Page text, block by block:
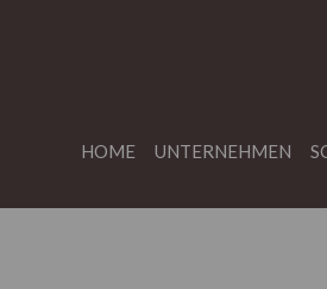
HOME UNTERNEHMEN